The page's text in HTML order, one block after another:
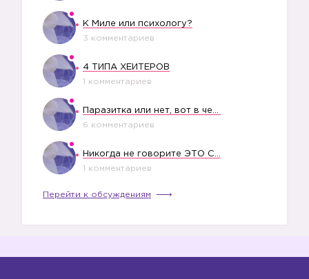
К Миле или психологу?
3 комментариев
4 ТИПА ХЕЙТЕРОВ
1 комментариев
6 комментариев
1 комментариев
Перейти к обсуждениям